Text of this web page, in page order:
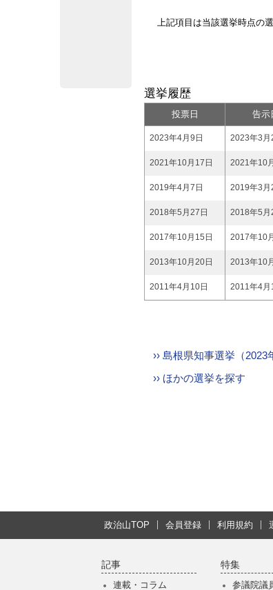
上記項目は当該選挙時点の
選挙履歴
投票日 告示
2023年4月9日 2023年3月
2021年10月17日 2021年10
2019年4月7日 2019年3月
2018年5月27日 2018年5月
2017年10月15日 2017年10
2013年10月20日 2013年10
2011年4月10日 2011年4月
›› 島根県知事選挙（
›› ほかの選挙を探す
政治山TOP 会員登録 利用規約
記事
連載・コラム
特集
参議院議